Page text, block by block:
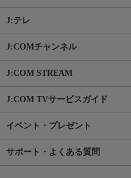
J:テレ
J:COMチャンネル
J:COM STREAM
J:COM TVサービスガイド
イベント・プレゼント
サポート・よくある質問